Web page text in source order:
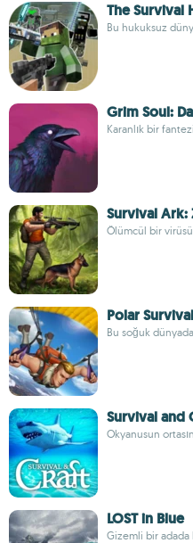
The Survival
Bu hukuksuz
Grim Soul:
Karanlık bir
Survival Ark:
Ölümcül bir
Polar Survival
Bu soğuk
Survival and
Okyanusun
LOST in Blue
Gizemli bir adada